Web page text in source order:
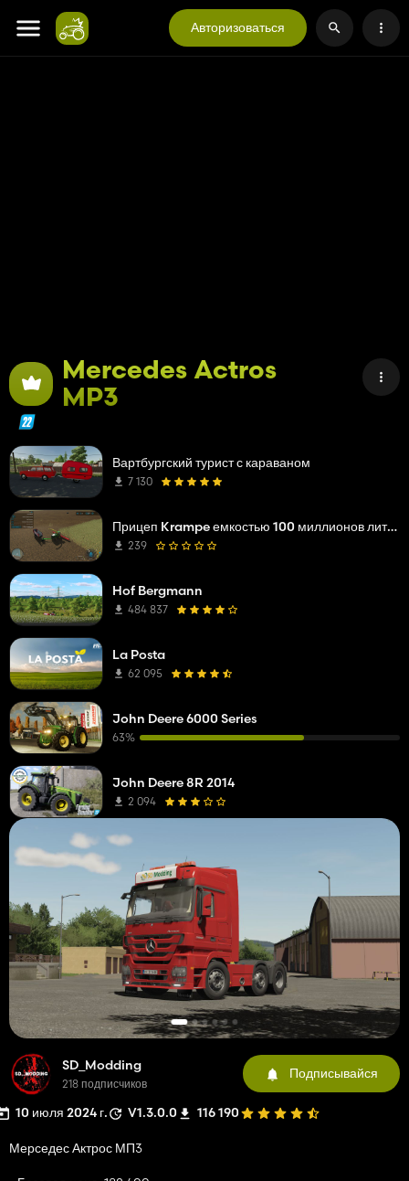
Авторизоваться
Mercedes Actros
MP3
SD_Modding
218 подписчиков
Подписывайся
10 июля 2024 г. V1.3.0.0 116 190
Мерседес Актрос МП3
Вартбургский турист с караваном
7 130
Прицеп Krampe емкостью 100 миллионов литров
239
Hof Bergmann
484 837
La Posta
62 095
John Deere 6000 Series
63%
John Deere 8R 2014
2 094